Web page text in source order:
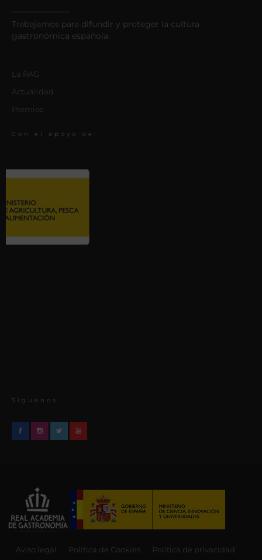
Trabajamos para difundir y proteger la cultura
gastronómica española.
La RAG
Actualidad
Premios
Con el apoyo de:
Síguenos
Aviso legal Política de Cookies Política de privacidad